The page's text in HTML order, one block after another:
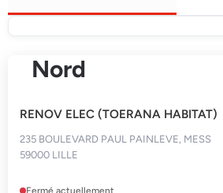
Nord
RENOV ELEC (TOERANA HABITAT)
235 BOULEVARD PAUL PAINLEVE, MESS
59000 LILLE
Fermé actuellement